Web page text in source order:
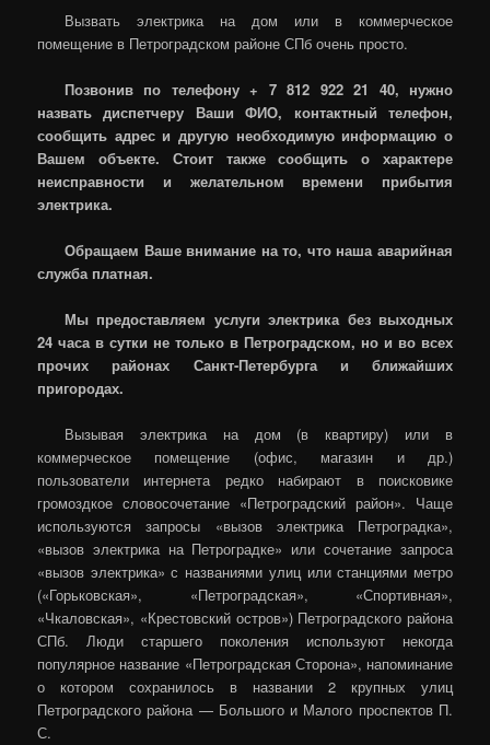
Вызвать электрика на дом или в коммерческое
помещение в Петроградском районе СПб очень просто.
Позвонив по телефону + 7 812 922 21 40, нужно
назвать диспетчеру Ваши ФИО, контактный телефон,
сообщить адрес и другую необходимую информацию о
Вашем объекте. Стоит также сообщить о характере
неисправности и желательном времени прибытия
электрика.
Обращаем Ваше внимание на то, что наша аварийная
служба платная.
Мы предоставляем услуги электрика без выходных
24 часа в сутки не только в Петроградском, но и во всех
прочих районах Санкт-Петербурга и ближайших
пригородах.
Вызывая электрика на дом (в квартиру) или в
коммерческое помещение (офис, магазин и др.)
пользователи интернета редко набирают в поисковике
громоздкое словосочетание «Петроградский район». Чаще
используются запросы «вызов электрика Петроградка»,
«вызов электрика на Петроградке» или сочетание запроса
«вызов электрика» с названиями улиц или станциями метро
(«Горьковская», «Петроградская», «Спортивная»,
«Чкаловская», «Крестовский остров») Петроградского района
СПб. Люди старшего поколения используют некогда
популярное название «Петроградская Сторона», напоминание
о котором сохранилось в названии 2 крупных улиц
Петроградского района — Большого и Малого проспектов П.
С.